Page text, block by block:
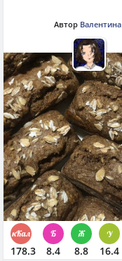
Автор Валентина
178.3 8.4 8.8 16.4